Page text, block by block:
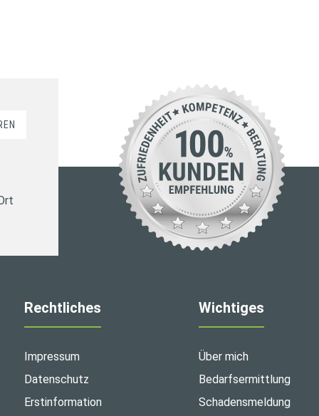
Rechtliches
Impressum
Datenschutz
Erstinformation
Wichtiges
Über mich
Bedarfsermittlung
Schadensmeldung